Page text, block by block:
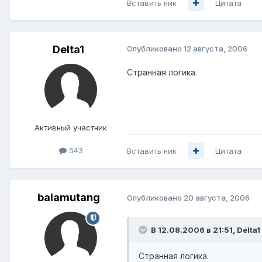
Вставить ник Цитата
Delta1
Активный участник
543
Опубликовано 12 августа, 2006
Странная логика.
Вставить ник Цитата
balamutang Опубликовано 20 августа, 2006
В 12.08.2006 в 21:51, Delta1
Странная логика.